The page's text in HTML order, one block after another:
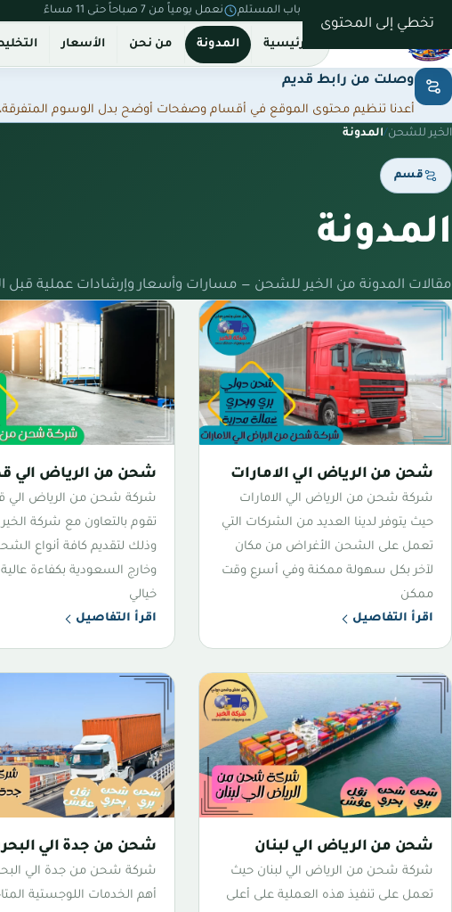
تخطي إلى المحتوى
نستلم من بيتك ونسلّم على باب المستلم نعمل يومياً من 7 صباحاً حتى 11 مساءً
الرئيسية المدونة من نحن الأسعار
وصلت من رابط قديم
أعدنا تنظيم محتوى الموقع في أقسام وصفحات أوضح بدل الوسوم المتفرقة،
الخير للشحن/المدونة
قسم
المدونة
مقالات المدونة من الخير للشحن — مسارات وأسعار وإرشادات عملية قبل
شحن من الرياض الي الامارات
شركة شحن من الرياض الي الامارات
حيث يتوفر لدينا العديد من الشركات التي
تعمل على الشحن الأغراض من مكان
لآخر بكل سهولة ممكنة وفي أسرع وقت
ممكن
اقرأ التفاصيل
شحن من الرياض الي
شركة شحن من الرياض الي
تقوم بالتعاون مع شركة
وذلك لتقديم كافة أنواع
وخارج السعودية بكفاءة
خيالي
اقرأ التفاصيل
شحن من الرياض الي لبنان
شركة شحن من الرياض الي لبنان حيث
تعمل على تنفيذ هذه العملية على أعلى
شحن من جدة الي
شركة شحن من جدة الي
أهم الخدمات اللوجستية